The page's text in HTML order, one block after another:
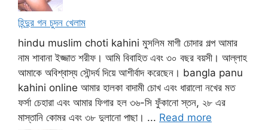
হিন্দুর গন চুদন খেলাম
hindu muslim choti kahini মুসলিম মাগী চোদার গল্প আমার
নাম শাবানা ইজ্জাত শরীফ। আমি বিবাহিত এবং ৩০ বছর বয়সী। আল্লাহ
আমাকে অবিশ্বাস্য সৌন্দর্য দিয়ে আশীর্বাদ করেছেন। bangla panu
kahini online আমার হালকা বাদামী চোখ এবং ধারালো নখের মত
ফর্সা চেহারা এবং আমার ফিগার হল ৩৬-সি ফুঁকানো স্তন, ২৮ এর
মাস্তানি কোমর এবং ৩৮ দুলানো পাছা। ... Read more